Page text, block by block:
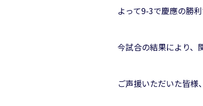
よって9-3で慶應の勝利
今試合の結果により、
ご声援いただいた皆様